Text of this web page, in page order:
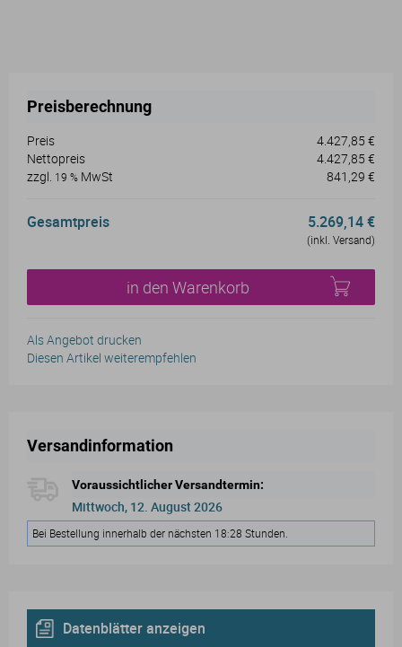
Preisberechnung
Preis
4.427,85 €
Nettopreis
4.427,85 €
zzgl. 19 % MwSt 841,29 €
Gesamtpreis 5.269,14 €
(inkl. Versand)
in den Warenkorb
Als Angebot drucken
Diesen Artikel weiterempfehlen
Versandinformation
Voraussichtlicher Versandtermin:
Mittwoch, 12. August 2026
Bei Bestellung innerhalb der nächsten 18:28 Stunden.
Datenblätter anzeigen